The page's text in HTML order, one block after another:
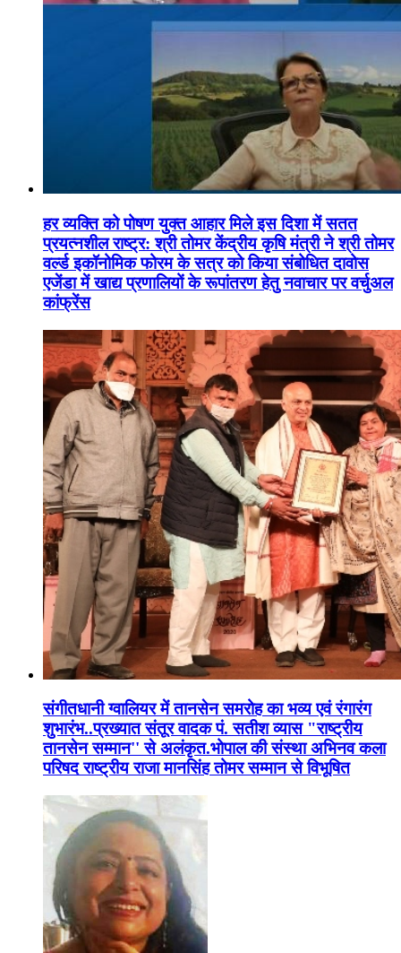
हर व्यक्ति को पोषण युक्त आहार मिले इस दिशा में सतत
प्रयत्नशील राष्ट्र: श्री तोमर केंद्रीय कृषि मंत्री ने श्री तोमर
वर्ल्ड इकॉनोमिक फोरम के सत्र को किया संबोधित दावोस
एजेंडा में खाद्य प्रणालियों के रूपांतरण हेतु नवाचार पर वर्चुअल
कांफ्रेंस
संगीतधानी ग्वालियर में तानसेन समरोह का भव्य एवं रंगारंग
शुभारंभ..प्रख्यात संतूर वादक पं. सतीश व्यास "राष्ट्रीय
तानसेन सम्मान'' से अलंकृत.भोपाल की संस्था अभिनव कला
परिषद राष्ट्रीय राजा मानसिंह तोमर सम्मान से विभूषित